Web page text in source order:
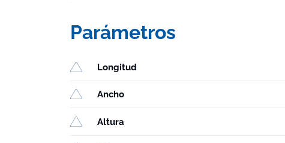
Parámetros
Longitud
Ancho
Altura